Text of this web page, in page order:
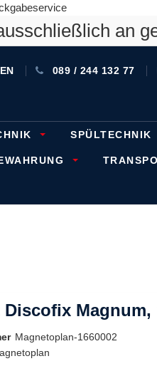
an
089 / 244 132 77
SPÜLTECHNIK
Discofix
Magnetoplan-1660002